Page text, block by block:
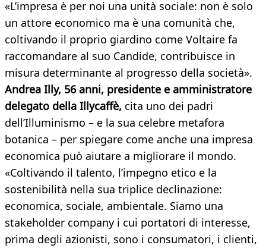
«L’impresa è per noi una unità sociale: non è solo
un attore economico ma è una comunità che,
coltivando il proprio giardino come Voltaire fa
raccomandare al suo Candide, contribuisce in
misura determinante al progresso della società».
Andrea Illy, 56 anni, presidente e amministratore
delegato della Illycaffè, cita uno dei padri
dell’Illuminismo – e la sua celebre metafora
botanica – per spiegare come anche una impresa
economica può aiutare a migliorare il mondo.
«Coltivando il talento, l’impegno etico e la
sostenibilità nella sua triplice declinazione:
economica, sociale, ambientale. Siamo una
stakeholder company i cui portatori di interesse,
prima degli azionisti, sono i consumatori, i clienti,